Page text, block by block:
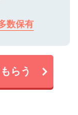
数保有
らう